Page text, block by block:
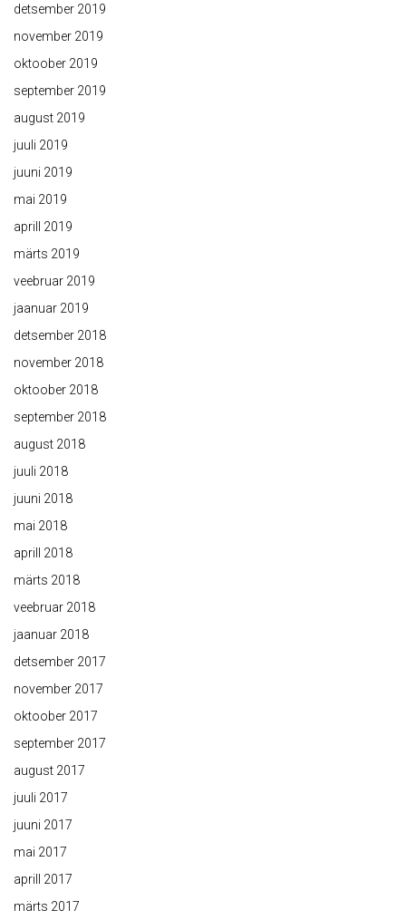
detsember 2019
november 2019
oktoober 2019
september 2019
august 2019
juuli 2019
juuni 2019
mai 2019
aprill 2019
märts 2019
veebruar 2019
jaanuar 2019
detsember 2018
november 2018
oktoober 2018
september 2018
august 2018
juuli 2018
juuni 2018
mai 2018
aprill 2018
märts 2018
veebruar 2018
jaanuar 2018
detsember 2017
november 2017
oktoober 2017
september 2017
august 2017
juuli 2017
juuni 2017
mai 2017
aprill 2017
märts 2017